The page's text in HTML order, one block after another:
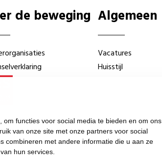
functies voor social media te bieden en om ons
van onze site met onze partners voor social
combineren met andere informatie die u aan ze
hun services.
de beweging Algemeen
Vacatures
Huisstijl